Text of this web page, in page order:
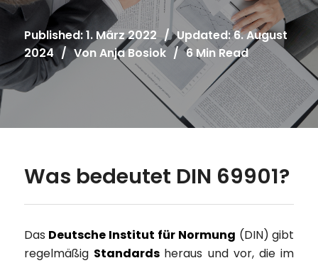
Published: 1. März 2022 / Updated: 6. August
2024 / VonAnja Bosiok / 6 Min Read
Was bedeutet DIN 69901?
Das Deutsche Institut für Normung (DIN) gibt
regelmäßig Standards heraus und vor, die im